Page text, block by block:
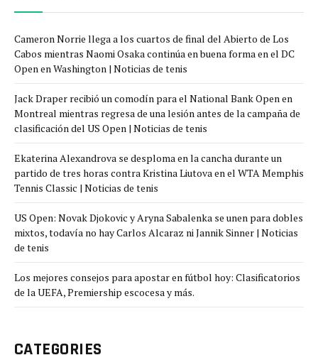
Cameron Norrie llega a los cuartos de final del Abierto de Los
Cabos mientras Naomi Osaka continúa en buena forma en el DC
Open en Washington | Noticias de tenis
Jack Draper recibió un comodín para el National Bank Open en
Montreal mientras regresa de una lesión antes de la campaña de
clasificación del US Open | Noticias de tenis
Ekaterina Alexandrova se desploma en la cancha durante un
partido de tres horas contra Kristina Liutova en el WTA Memphis
Tennis Classic | Noticias de tenis
US Open: Novak Djokovic y Aryna Sabalenka se unen para dobles
mixtos, todavía no hay Carlos Alcaraz ni Jannik Sinner | Noticias
de tenis
Los mejores consejos para apostar en fútbol hoy: Clasificatorios
de la UEFA, Premiership escocesa y más.
CATEGORIES